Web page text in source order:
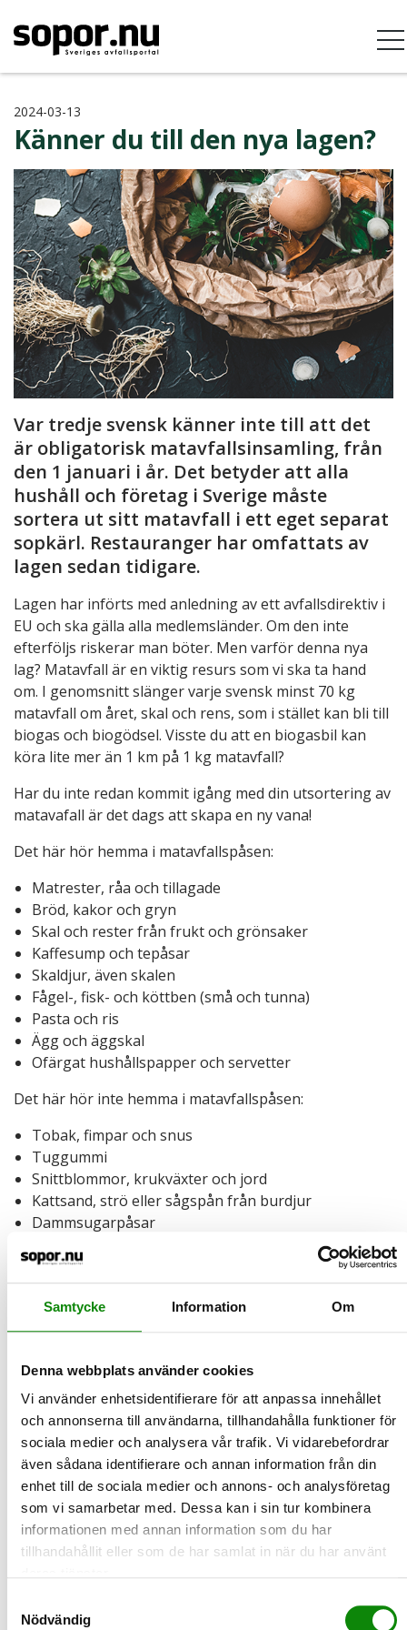
Samtycke Information Om
Denna webbplats använder cookies
Vi använder enhetsidentifierare för att anpassa innehållet
och annonserna till användarna, tillhandahålla funktioner för
sociala medier och analysera vår trafik. Vi vidarebefordrar
även sådana identifierare och annan information från din
enhet till de sociala medier och annons- och analysföretag
som vi samarbetar med. Dessa kan i sin tur kombinera
informationen med annan information som du har
tillhandahållit eller som de har samlat in när du har använt
Nödvändig
2024-03-13
Känner du till den nya lagen?
Var tredje svensk känner inte till att det
är obligatorisk matavfallsinsamling, från
den 1 januari i år. Det betyder att alla
hushåll och företag i Sverige måste
sortera ut sitt matavfall i ett eget separat
sopkärl. Restauranger har omfattats av
lagen sedan tidigare.
Lagen har införts med anledning av ett avfallsdirektiv i
EU och ska gälla alla medlemsländer. Om den inte
efterföljs riskerar man böter. Men varför denna nya
lag? Matavfall är en viktig resurs som vi ska ta hand
om. I genomsnitt slänger varje svensk minst 70 kg
matavfall om året, skal och rens, som i stället kan bli till
biogas och biogödsel. Visste du att en biogasbil kan
köra lite mer än 1 km på 1 kg matavfall?
Har du inte redan kommit igång med din utsortering av
matavafall är det dags att skapa en ny vana!
Det här hör hemma i matavfallspåsen:
Matrester, råa och tillagade
Bröd, kakor och gryn
Skal och rester från frukt och grönsaker
Kaffesump och tepåsar
Skaldjur, även skalen
Fågel-, fisk- och köttben (små och tunna)
Pasta och ris
Ägg och äggskal
Ofärgat hushållspapper och servetter
Det här hör inte hemma i matavfallspåsen:
Tobak, fimpar och snus
Tuggummi
Snittblommor, krukväxter och jord
Kattsand, strö eller sågspån från burdjur
Dammsugarpåsar
Tops och plåster
Glass- och ätpinnar
Grillkol och aska
Trädgårdsavfall
Det kan förekomma vissa kommunala skillnader, är du
osäker över ett visst föremål rekommenderar vi dig att
kontakta din kommun. Äggskal och melittafiler är
exempel på föremål som i vissa kommuner ska
sorteras i matavfallet men inte i alla.
Tips på hur du får matavfallspåsen att hålla lite längre.
andra julförpackningar